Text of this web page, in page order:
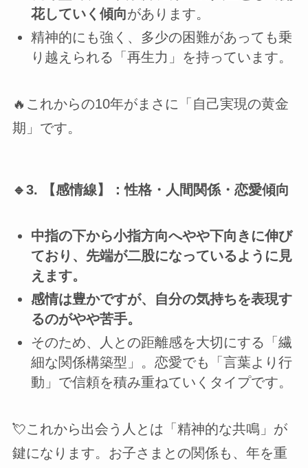
花していく傾向があります。
精神的にも強く、多少の困難があっても乗
り越えられる「再生力」を持っています。
🔥これからの10年がまさに「自己実現の黄金
期」です。
🔹3. 【感情線】：性格・人間関係・恋愛傾向
中指の下から小指方向へやや下向きに伸び
ており、先端が二股になっているように見
えます。
感情は豊かですが、自分の気持ちを表現す
るのがやや苦手。
そのため、人との距離感を大切にする「繊
細な関係構築型」。恋愛でも「言葉より行
動」で信頼を積み重ねていくタイプです。
💘これから出会う人とは「精神的な共鳴」が
鍵になります。お子さまとの関係も、年を重